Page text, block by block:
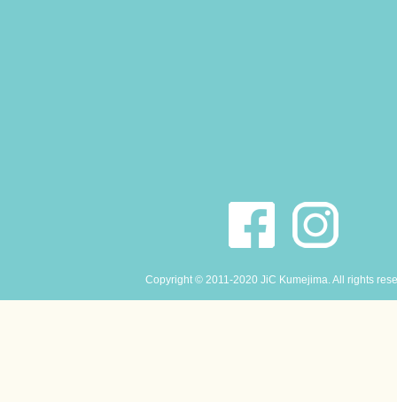
Copyright © 2011-2020 JiC Kumejima. All rights